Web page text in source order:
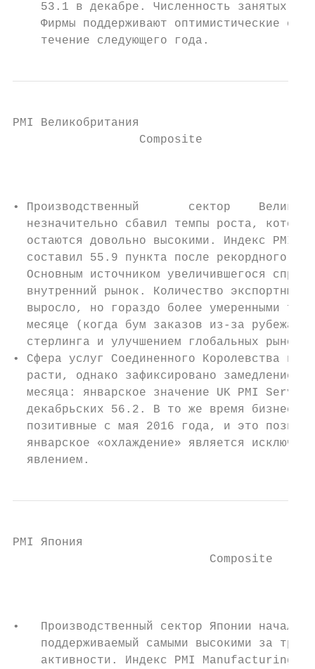
53.1 в декабре. Численность занятых
Фирмы поддерживают оптимистические
течение следующего года.
PMI Великобритания
Composite
• Производственный       сектор
незначительно сбавил темпы роста,
остаются довольно высокими. Индекс PMI
составил 55.9 пункта после рекордного
Основным источником увеличившегося
внутренний рынок. Количество экспортных
выросло, но гораздо более умеренными
месяце (когда бум заказов из-за рубежа
стерлинга и улучшением глобальных
• Сфера услуг Соединенного Королевства в
расти, однако зафиксировано замедление
месяца: январское значение UK PMI
декабрьских 56.2. В то же время бизнес-
позитивные с мая 2016 года, и это
январское «охлаждение» является
явлением.
PMI Япония
Composite
•   Производственный сектор Японии начал
поддерживаемый самыми высокими за три
активности. Индекс PMI Manufacturing